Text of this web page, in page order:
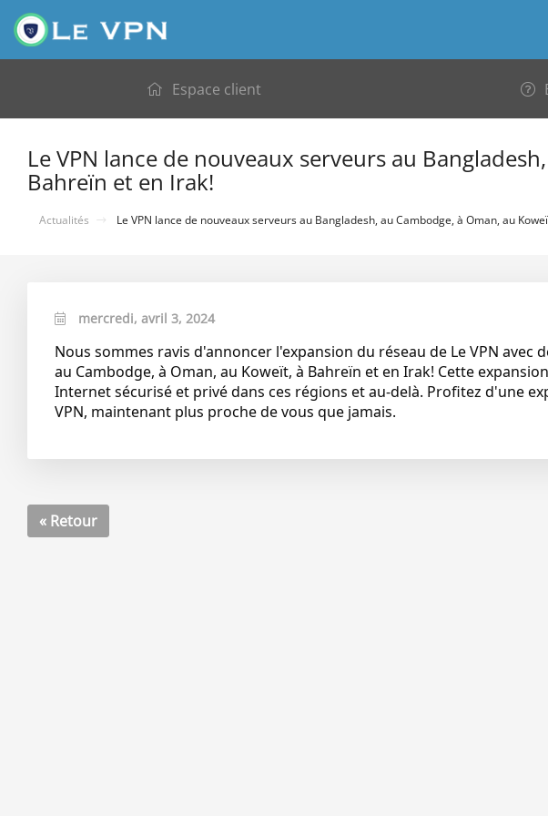
Espace client
Le VPN lance de nouveaux serveurs au
Bahreïn et en Irak!
Actualités Le VPN lance de nouveaux serveurs au Bangladesh, au Cambodge, à Oman, au
mercredi, avril 3, 2024
Nous sommes ravis d'annoncer l'expansion du réseau de Le VPN avec
au Cambodge, à Oman, au Koweït, à Bahreïn et en Irak! Cette
Internet sécurisé et privé dans ces régions et au-delà. Profitez d'une
VPN, maintenant plus proche de vous que jamais.
« Retour